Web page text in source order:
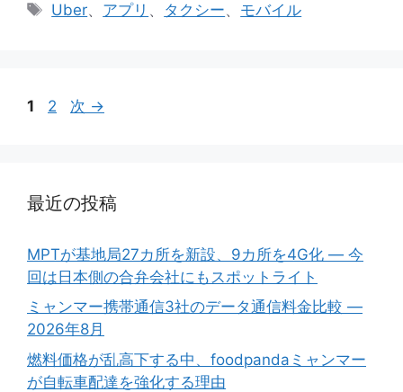
タ
Uber、 アプリ 、 タクシー、 モバイル
ペ
1
ペ
2 次 →
最近の投稿
MPTが基地局27カ所を新設、9カ所を4G化 ― 今
回は日本側の合弁会社にもスポットライト
ミャンマー携帯通信3社のデータ通信料金比較 ―
2026年8月
燃料価格が乱高下する中、foodpandaミャンマー
が自転車配達を強化する理由